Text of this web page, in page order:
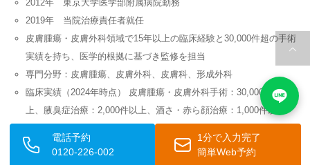
2012年 東京大学医学部附属病院勤務
2019年 当院治療責任者就任
皮膚腫瘍・皮膚外科領域で15年以上の臨床経験と30,000件超の手術
実績を持ち、医学的根拠に基づき監修を担当
専門分野：皮膚腫瘍、皮膚外科、皮膚科、形成外科
臨床実績（2024年時点） 皮膚腫瘍・皮膚外科手術：30,000件以
上、腋臭症治療：2,000件以上、酒さ・赤ら顔治療：1,000件以上
監修領域 皮膚腫瘍（ほくろ・粉瘤・脂肪腫など）、皮膚外科手
術、皮膚がん、一般医療コラムに関する医療情報
電話予約
0120-226-002
1分で入力完了
簡単Web予約